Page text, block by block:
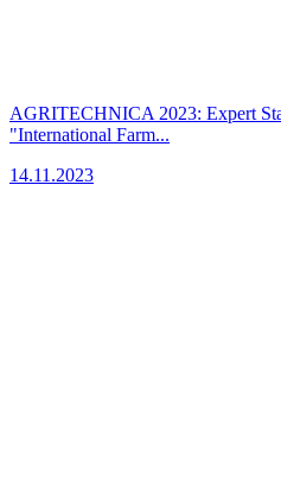
AGRITECHNICA 2023: Expert
"International Farm...
14.11.2023